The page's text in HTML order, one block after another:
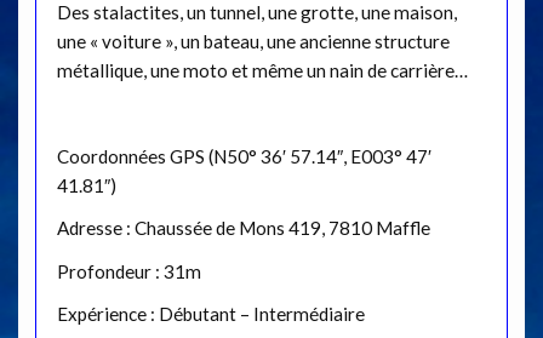
Des stalactites, un tunnel, une grotte, une maison,
une « voiture », un bateau, une ancienne structure
métallique, une moto et même un nain de carrière…
Coordonnées GPS (N50° 36′ 57.14″, E003° 47′
41.81″)
Adresse : Chaussée de Mons 419, 7810 Maffle
Profondeur : 31m
Expérience : Débutant – Intermédiaire